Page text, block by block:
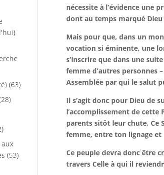
nécessite à l’évidence une
dont au temps marqué Dieu
Mais pour que, dans un
vocation si éminente, une
s’inscrire que dans une
femme d’autres personnes
Assemblée par qui le salut
Il s’agit donc pour Dieu de
l’accomplissement de cette
parents sitôt leur chute. Ce
femme, entre ton lignage et
Ce peuple devra donc être
travers Celle à qui il
(63)
(53)